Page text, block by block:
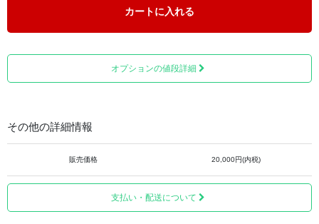
一方、終活の一環として生前整理をされる方も増えている
す。
ご自分のお品だけのためにご供養（お焚き上げ）を行って
ほしいという方には、ご希望される場合は個別にお焚き上
げを行い、実際に還源にて立ち合うことも可能です。
（個別のお焚き上げは、＋15,000円の追加料金がかかりま
カートに入れる
オプションの値段詳細
その他の詳細情報
販売価格 20,000円(内税)
支払い・配送について